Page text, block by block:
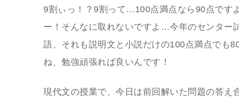
9割ぃっ！？9割って…100点満点なら90点です
ー！そんなに取れないですよ…今年のセンター
語、それも説明文と小説だけの100点満点でも
ね、勉強頑張れば良いんです！
現代文の授業で、今日は前回解いた問題の答え